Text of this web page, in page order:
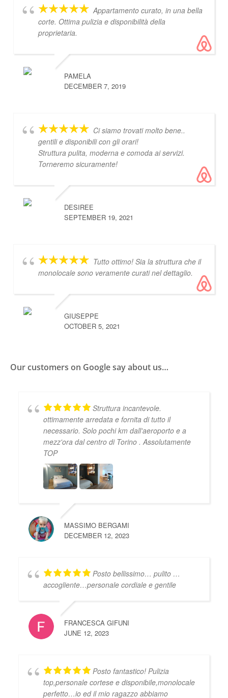
Appartamento curato, in una bella
corte. Ottima pulizia e disponibilità della
proprietaria.
PAMELA
DECEMBER 7, 2019
Ci siamo trovati molto bene..
gentili e disponibili con gli orari!
Struttura pulita, moderna e comoda ai servizi.
Torneremo sicuramente!
DESIREE
SEPTEMBER 19, 2021
Tutto ottimo! Sia la struttura che il
monolocale sono veramente curati nel dettaglio.
GIUSEPPE
OCTOBER 5, 2021
Our customers on Googlesay about us…
Struttura incantevole.
ottimamente arredata e fornita di tutto il
necessario. Solo pochi km dall'aeroporto e a
mezz'ora dal centro di Torino . Assolutamente
TOP
MASSIMO BERGAMI
DECEMBER 12, 2023
Posto bellissimo… pulito …
accogliente…personale cordiale e gentile
FRANCESCA GIFUNI
JUNE 12, 2023
Posto fantastico! Pulizia
top,personale cortese e disponibile,monolocale
perfetto…io ed il mio ragazzo abbiamo